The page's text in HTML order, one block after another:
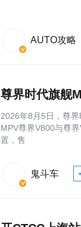
AUTO攻略
尊界时代旗舰
2026年8月5日，尊
MPV尊界V800与尊
置，售
鬼斗车